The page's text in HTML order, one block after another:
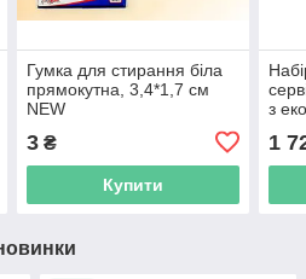
Гумка для стирання біла
прямокутна, 3,4*1,7 см
NEW
3₴
Купити
з
1